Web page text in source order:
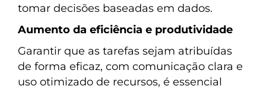
tomar decisões baseadas em dados.
Aumento da eficiência e produtividade
Garantir que as tarefas sejam atribuídas
de forma eficaz, com comunicação clara e
uso otimizado de recursos, é essencial